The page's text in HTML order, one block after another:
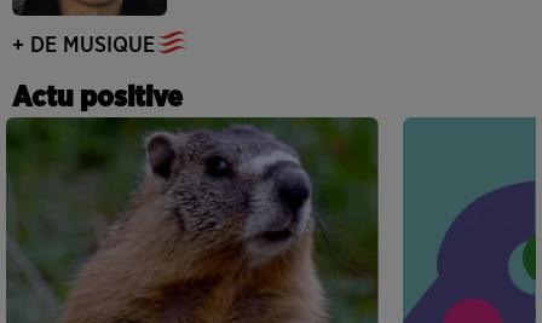
+ DE MUSIQUE
Actu positive